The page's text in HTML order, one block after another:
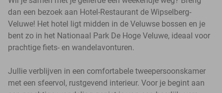
dan een bezoek aan Hotel-Restaurant de Wipselberg-
Veluwe! Het hotel ligt midden in de Veluwse bossen en je
bent zo in het Nationaal Park De Hoge Veluwe, ideaal voor
prachtige fiets- en wandelavonturen.
Jullie verblijven in een comfortabele tweepersoonskamer
met een sfeervol, rustgevend interieur. Voor je begint aan